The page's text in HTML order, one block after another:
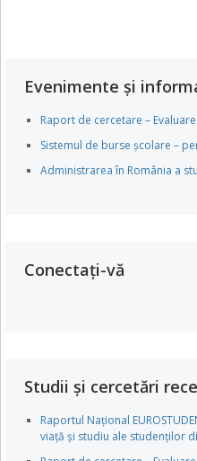
Evenimente și
Raport de cercetare –
Sistemul de burse școlare –
Administrarea în România a
Conectați-vă
Studii și cercetări
Raportul Național
viață și studiu ale studenților